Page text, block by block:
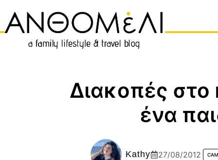
περιεχόμενο
Διακοπές στο
ένα
Kathy 27/08/2012